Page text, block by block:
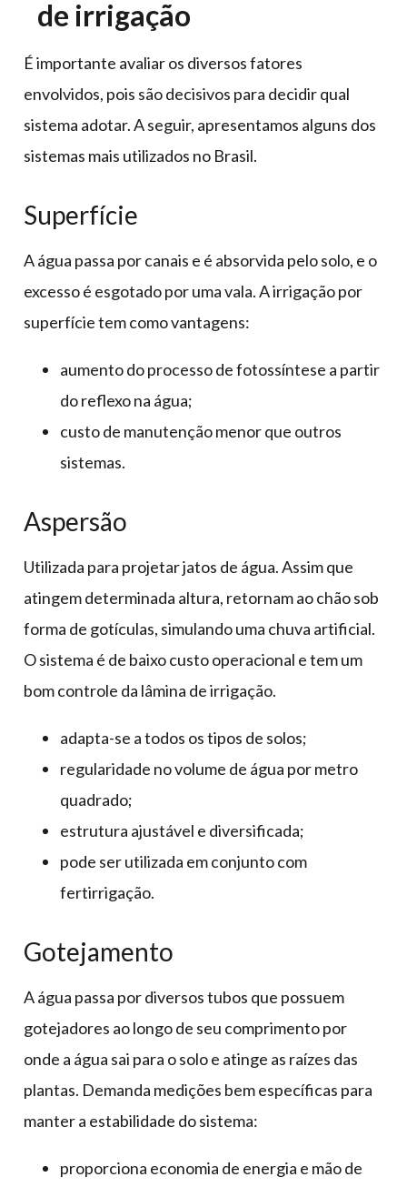
de irrigação
É importante avaliar os diversos fatores
envolvidos, pois são decisivos para decidir qual
sistema adotar. A seguir, apresentamos alguns dos
sistemas mais utilizados no Brasil.
Superfície
A água passa por canais e é absorvida pelo solo, e o
excesso é esgotado por uma vala. A irrigação por
superfície tem como vantagens:
aumento do processo de fotossíntese a partir
do reflexo na água;
custo de manutenção menor que outros
sistemas.
Aspersão
Utilizada para projetar jatos de água. Assim que
atingem determinada altura, retornam ao chão sob
forma de gotículas, simulando uma chuva artificial.
O sistema é de baixo custo operacional e tem um
bom controle da lâmina de irrigação.
adapta-se a todos os tipos de solos;
regularidade no volume de água por metro
quadrado;
estrutura ajustável e diversificada;
pode ser utilizada em conjunto com
fertirrigação.
Gotejamento
A água passa por diversos tubos que possuem
gotejadores ao longo de seu comprimento por
onde a água sai para o solo e atinge as raízes das
plantas. Demanda medições bem específicas para
manter a estabilidade do sistema:
proporciona economia de energia e mão de